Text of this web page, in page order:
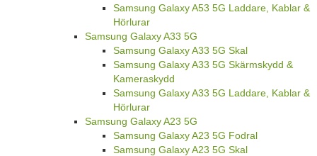
Samsung Galaxy A53 5G Laddare, Kablar &
Hörlurar
Samsung Galaxy A33 5G
Samsung Galaxy A33 5G Skal
Samsung Galaxy A33 5G Skärmskydd &
Kameraskydd
Samsung Galaxy A33 5G Laddare, Kablar &
Hörlurar
Samsung Galaxy A23 5G
Samsung Galaxy A23 5G Fodral
Samsung Galaxy A23 5G Skal